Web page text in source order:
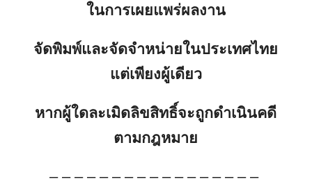
ในการเผยแพร่ผลงาน
จัดพิมพ์และจัดจำหน่ายในประเทศไทย
แต่เพียงผู้เดียว
หากผู้ใดละเมิดลิขสิทธิ์จะถูกดำเนินคดี
ตามกฎหมาย
– – – – – – – – – – – – – – – – –